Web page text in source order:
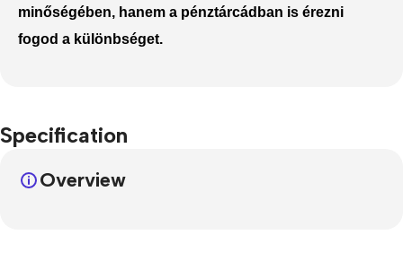
minőségében, hanem a pénztárcádban is érezni
fogod a különbséget.
Specification
Overview